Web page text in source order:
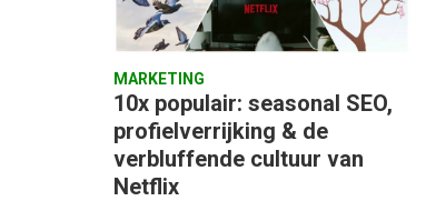
MARKETING
10x populair: seasonal SEO,
profielverrijking & de
verbluffende cultuur van
Netflix